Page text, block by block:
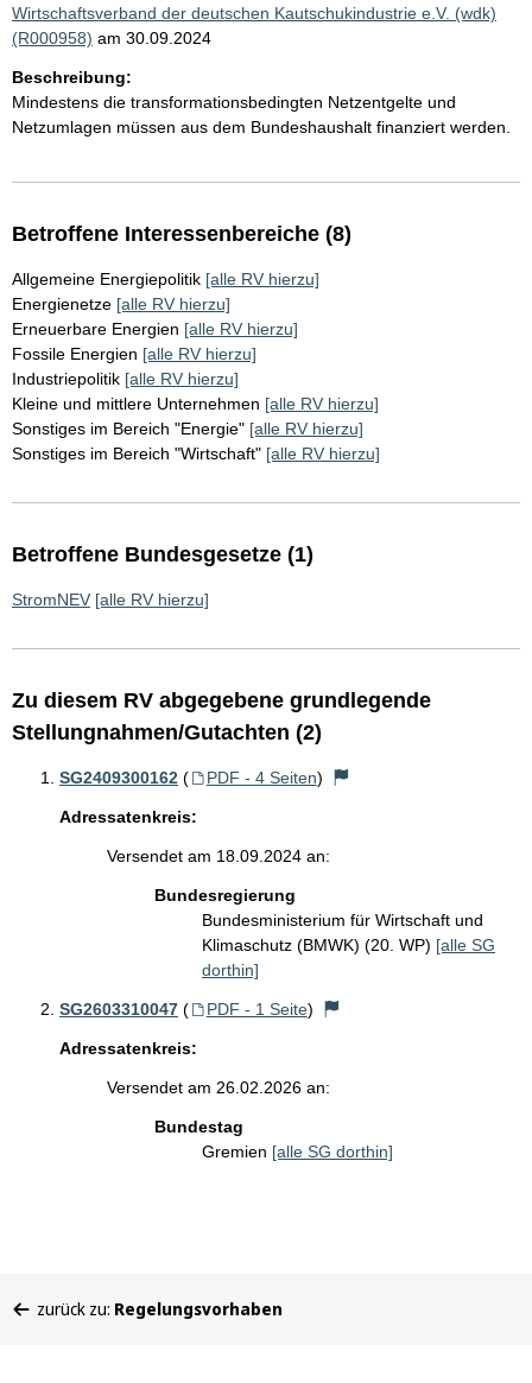
Wirtschaftsverband der deutschen Kautschukindustrie e.V. (wdk)
(R000958) am 30.09.2024
Beschreibung:
Mindestens die transformationsbedingten Netzentgelte und
Netzumlagen müssen aus dem Bundeshaushalt finanziert werden.
Betroffene Interessenbereiche (8)
Allgemeine Energiepolitik [alle RV hierzu]
Energienetze [alle RV hierzu]
Erneuerbare Energien [alle RV hierzu]
Fossile Energien [alle RV hierzu]
Industriepolitik [alle RV hierzu]
Kleine und mittlere Unternehmen [alle RV hierzu]
Sonstiges im Bereich "Energie" [alle RV hierzu]
Sonstiges im Bereich "Wirtschaft" [alle RV hierzu]
Betroffene Bundesgesetze (1)
StromNEV [alle RV hierzu]
Zu diesem RV abgegebene grundlegende
Stellungnahmen/Gutachten (2)
SG2409300162 ( PDF - 4 Seiten)
Adressatenkreis:
Versendet am 18.09.2024 an:
Bundesregierung
Bundesministerium für Wirtschaft und
Klimaschutz (BMWK) (20. WP) [alle SG
dorthin]
SG2603310047 ( PDF - 1 Seite)
Adressatenkreis:
Versendet am 26.02.2026 an:
Bundestag
Gremien [alle SG dorthin]
befinden
zurück zu: Regelungsvorhaben